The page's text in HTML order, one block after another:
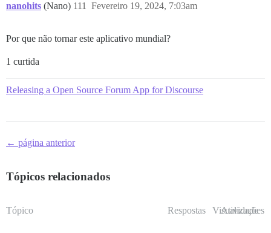
nanohits (Nano) Fevereiro 19, 2024, 7:03am
111
Por que não tornar este aplicativo mundial?
1 curtida
Releasing a Open Source Forum App for Discourse
← página anterior
Tópicos relacionados
Tópico Respostas Visualizações
Atividade